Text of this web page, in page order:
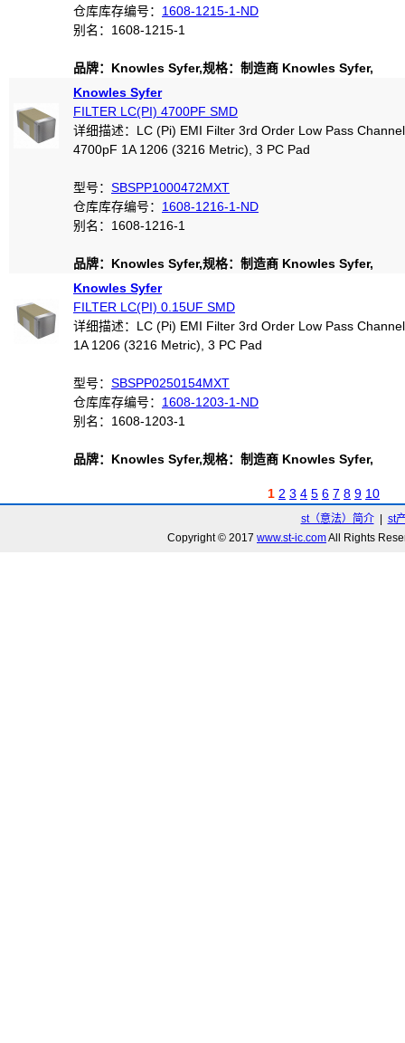
仓库库存编号： 1608-1215-1-ND
别名：1608-1215-1
品牌：Knowles Syfer,规格：制造商 Knowles Syfer,
Knowles Syfer
FILTER LC(PI) 4700PF SMD
详细描述：LC (Pi) EMI Filter 3rd Order Low Pass
4700pF 1A 1206 (3216 Metric), 3 PC Pad
型号： SBSPP1000472MXT
仓库库存编号： 1608-1216-1-ND
别名：1608-1216-1
品牌：Knowles Syfer,规格：制造商 Knowles Syfer,
Knowles Syfer
FILTER LC(PI) 0.15UF SMD
详细描述：LC (Pi) EMI Filter 3rd Order Low Pass
1A 1206 (3216 Metric), 3 PC Pad
型号： SBSPP0250154MXT
仓库库存编号： 1608-1203-1-ND
别名：1608-1203-1
品牌：Knowles Syfer,规格：制造商 Knowles Syfer,
1 2 3 4 5 6 7 8 9 10
st（意法）简介| st
Copyright © 2017 www.st-ic.comAll Rights